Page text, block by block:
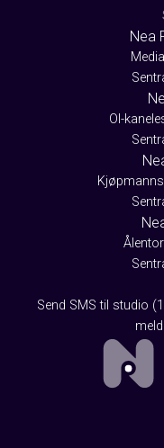
Nea
Ol-
Send SMS til studio